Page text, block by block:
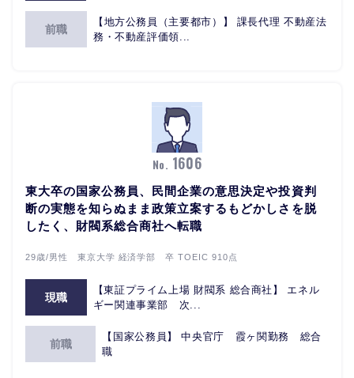
前職
【地方公務員（主要都市）】 課長代理 不動産法
務・不動産評価領...
No. 1606
東大卒の国家公務員、民間企業の意思決定や投資判
断の実態を知らぬまま政策立案するもどかしさを脱
したく、財閥系総合商社へ転職
29歳/男性 東京大学 経済学部 卒 TOEIC 910点
現職
【東証プライム上場 財閥系 総合商社】 エネル
ギー関連事業部 次...
前職
【国家公務員】 中央官庁 霞ヶ関勤務 総合
職